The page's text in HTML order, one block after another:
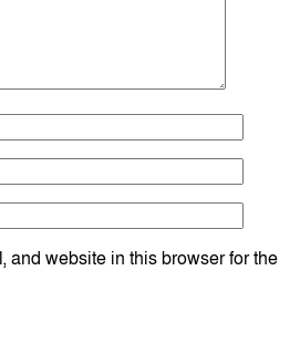
and website in this browser for the